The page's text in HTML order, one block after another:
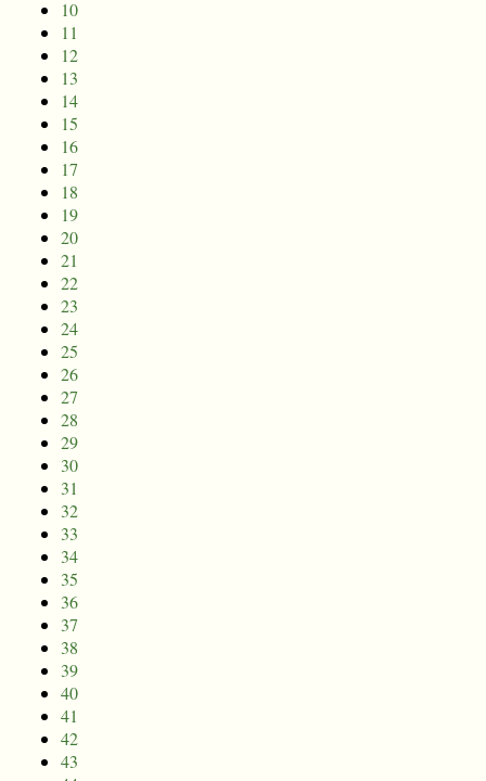
10
11
12
13
14
15
16
17
18
19
20
21
22
23
24
25
26
27
28
29
30
31
32
33
34
35
36
37
38
39
40
41
42
43